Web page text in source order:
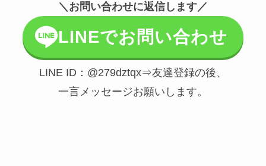
＼お問い合わせに返信します／
LINEでお問い合わせ
LINE ID：@279dztqx⇒友達登録の後、
一言メッセージお願いします。